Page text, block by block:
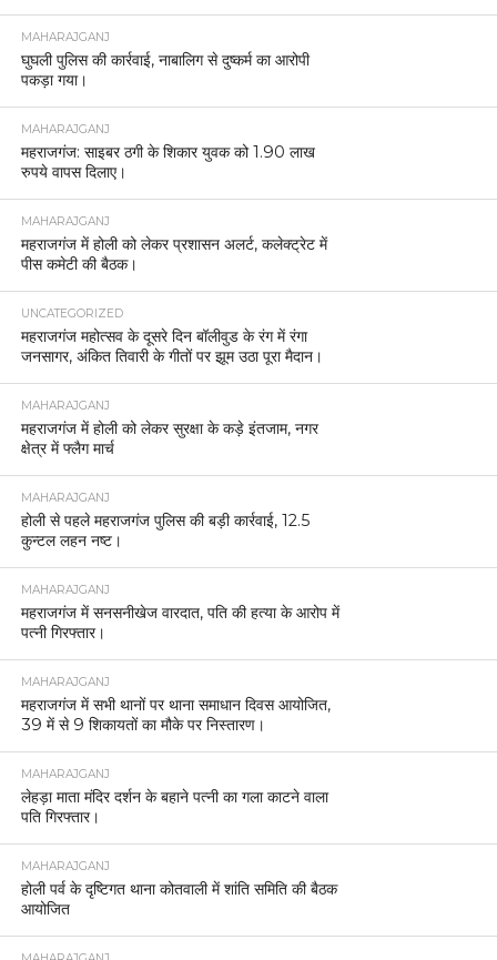
MAHARAJGANJ
घुघली पुलिस की कार्रवाई, नाबालिग से दुष्कर्म का आरोपी
पकड़ा गया।
MAHARAJGANJ
महराजगंज: साइबर ठगी के शिकार युवक को 1.90 लाख
रुपये वापस दिलाए।
MAHARAJGANJ
महराजगंज में होली को लेकर प्रशासन अलर्ट, कलेक्ट्रेट में
पीस कमेटी की बैठक।
UNCATEGORIZED
महराजगंज महोत्सव के दूसरे दिन बॉलीवुड के रंग में रंगा
जनसागर, अंकित तिवारी के गीतों पर झूम उठा पूरा मैदान।
MAHARAJGANJ
महराजगंज में होली को लेकर सुरक्षा के कड़े इंतजाम, नगर
क्षेत्र में फ्लैग मार्च
MAHARAJGANJ
होली से पहले महराजगंज पुलिस की बड़ी कार्रवाई, 12.5
कुन्टल लहन नष्ट।
MAHARAJGANJ
महराजगंज में सनसनीखेज वारदात, पति की हत्या के आरोप में
पत्नी गिरफ्तार।
MAHARAJGANJ
महराजगंज में सभी थानों पर थाना समाधान दिवस आयोजित,
39 में से 9 शिकायतों का मौके पर निस्तारण।
MAHARAJGANJ
लेहड़ा माता मंदिर दर्शन के बहाने पत्नी का गला काटने वाला
पति गिरफ्तार।
MAHARAJGANJ
होली पर्व के दृष्टिगत थाना कोतवाली में शांति समिति की बैठक
आयोजित